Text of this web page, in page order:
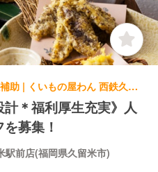
和食, 居酒屋 | 調理見習い・調理補助 | くいもの屋わん 西鉄久留米駅前店(福岡県久留米市)
計＊福利厚生充実》人
募集！
駅前店(福岡県久留米市)